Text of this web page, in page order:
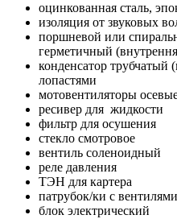
оцинкованная сталь,
изоляция от звуковых
поршневой или
герметичный
конденсатор
лопастями
мотовентиляторы
ресивер для жидкости
фильтр для осушения
стекло смотровое
вентиль соленоидный
реле давления
ТЭН для картера
патрубок/ки с
блок электрический